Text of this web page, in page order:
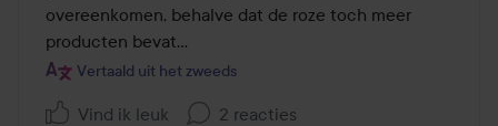
overeenkomen, behalve dat de roze toch meer
producten bevat…
Vertaald uit het zweeds
Vind ik leuk 2 reacties